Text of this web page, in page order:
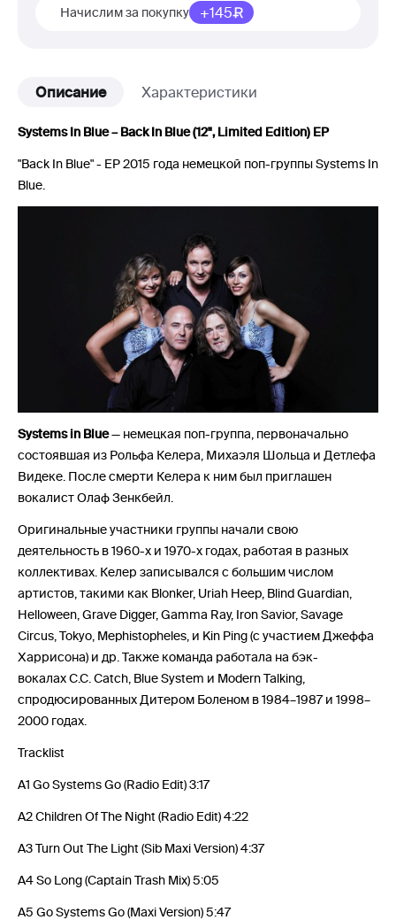
Начислим за покупку +145
Описание Характеристики
Systems In Blue – Back In Blue (12", Limited Edition) EP
"Back In Blue" - EP 2015 года немецкой поп-группы Systems In
Blue.
Systems in Blue— немецкая поп-группа, первоначально
состоявшая из Рольфа Келера, Михаэля Шольца и Детлефа
Видеке. После смерти Келера к ним был приглашен
вокалист Олаф Зенкбейл.
Оригинальные участники группы начали свою
деятельность в 1960-х и 1970-х годах, работая в разных
коллективах. Келер записывался с большим числом
артистов, такими как Blonker, Uriah Heep, Blind Guardian,
Helloween, Grave Digger, Gamma Ray, Iron Savior, Savage
Circus, Tokyo, Mephistopheles, и Kin Ping (с участием Джеффа
Харрисона) и др. Также команда работала на бэк-
вокалах C.C. Catch, Blue System и Modern Talking,
спродюсированных Дитером Боленом в 1984–1987 и 1998–
2000 годах.
Tracklist
A1 Go Systems Go (Radio Edit) 3:17
A2 Children Of The Night (Radio Edit) 4:22
A3 Turn Out The Light (Sib Maxi Version) 4:37
A4 So Long (Captain Trash Mix) 5:05
A5 Go Systems Go (Maxi Version) 5:47